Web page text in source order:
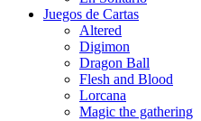
Juegos de Cartas
Altered
Digimon
Dragon Ball
Flesh and Blood
Lorcana
Magic the gathering